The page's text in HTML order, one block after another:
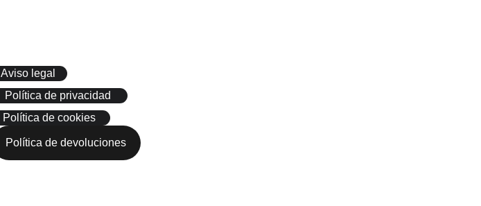
Aviso legal
Política de privacidad
Política de cookies
Política de devoluciones